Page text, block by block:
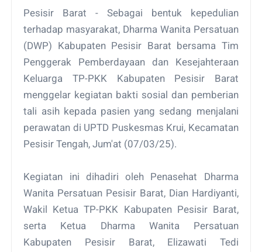
Pesisir Barat - Sebagai bentuk kepedulian
terhadap masyarakat, Dharma Wanita Persatuan
(DWP) Kabupaten Pesisir Barat bersama Tim
Penggerak Pemberdayaan dan Kesejahteraan
Keluarga TP-PKK Kabupaten Pesisir Barat
menggelar kegiatan bakti sosial dan pemberian
tali asih kepada pasien yang sedang menjalani
perawatan di UPTD Puskesmas Krui, Kecamatan
Pesisir Tengah, Jum'at (07/03/25).
Kegiatan ini dihadiri oleh Penasehat Dharma
Wanita Persatuan Pesisir Barat, Dian Hardiyanti,
Wakil Ketua TP-PKK Kabupaten Pesisir Barat,
serta Ketua Dharma Wanita Persatuan
Kabupaten Pesisir Barat, Elizawati Tedi